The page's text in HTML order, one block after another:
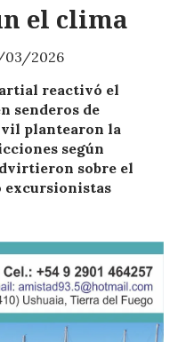
el clima
reactivó el
senderos de
plantearon la
según
sobre el
excursionistas
03/2026